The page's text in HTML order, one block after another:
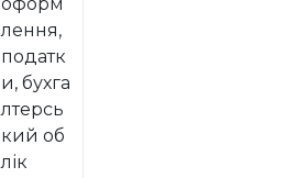
лення,
податк
и, бухга
лтерсь
кий об
лік